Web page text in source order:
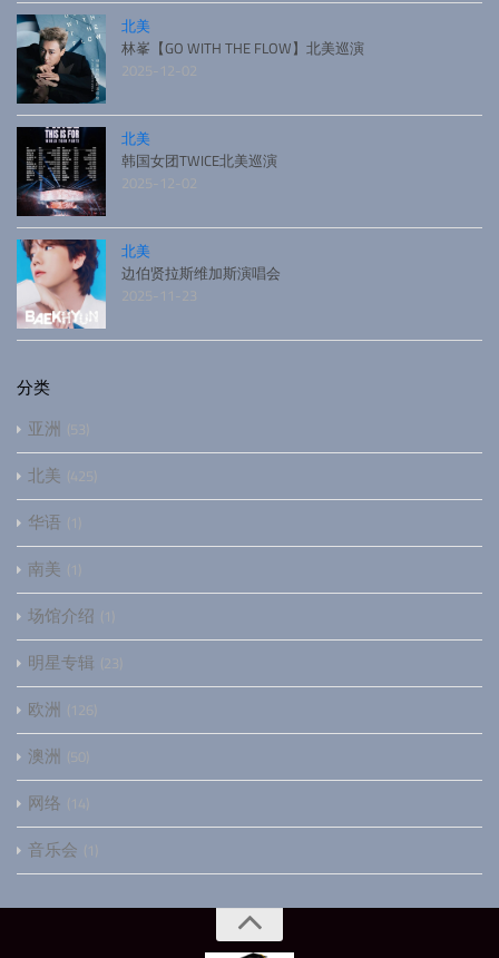
北美
林峯【GO WITH THE FLOW】北美巡演
2025-12-02
北美
韩国女团TWICE北美巡演
2025-12-02
北美
边伯贤拉斯维加斯演唱会
2025-11-23
分类
亚洲 53
北美 425
华语 1
南美 1
场馆介绍 1
明星专辑 23
欧洲 126
澳洲 50
网络 14
音乐会 1